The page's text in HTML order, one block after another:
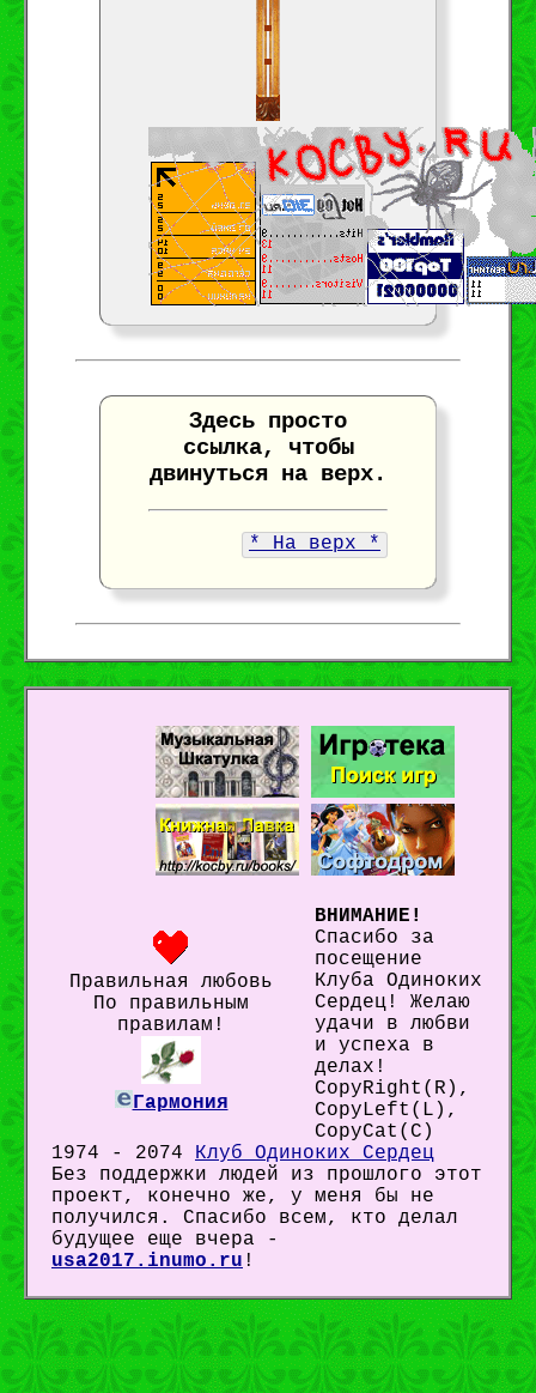
Здесь просто
ссылка, чтобы
двинуться на верх.
* На верх *
Правильная любовь
По правильным
правилам!
Гармония
ВНИМАНИЕ!
Спасибо за
посещение
Клуба Одиноких
Сердец! Желаю
удачи в любви
и успеха в
делах!
CopyRight(R),
CopyLeft(L),
CopyCat(C)
1974 - 2074 Клуб Одиноких Сердец
Без поддержки людей из прошлого этот
проект, конечно же, у меня бы не
получился. Спасибо всем, кто делал
будущее еще вчера -
usa2017.inumo.ru !